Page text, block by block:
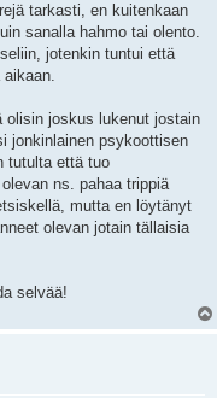
tarkasti, en kuitenkaan
sanalla hahmo tai olento.
jotenkin tuntui että
aikaan.
olisin joskus lukenut jostain
jonkinlainen psykoottisen
tutulta että tuo
ns. pahaa trippiä
mutta en löytänyt
olevan jotain tällaisia
selvää!